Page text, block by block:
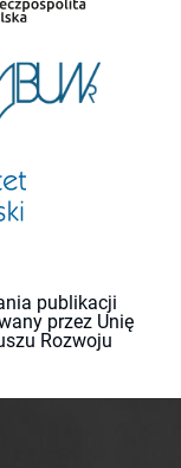
publikacji
przez Unię
Rozwoju